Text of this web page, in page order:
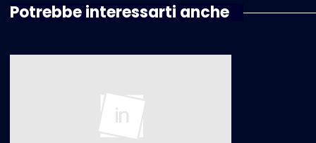
Potrebbe interessarti anche